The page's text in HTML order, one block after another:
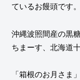
ているお饅頭です。
沖縄波照間産の黒
ちまーす、北海道
「箱根のお月さま